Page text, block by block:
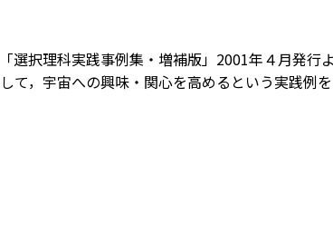
選択理科実践事例集・増補版」2001年４月発行
て，宇宙への興味・関心を高めるという実践例を